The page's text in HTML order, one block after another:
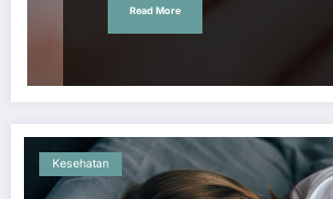
Read More
Kesehatan